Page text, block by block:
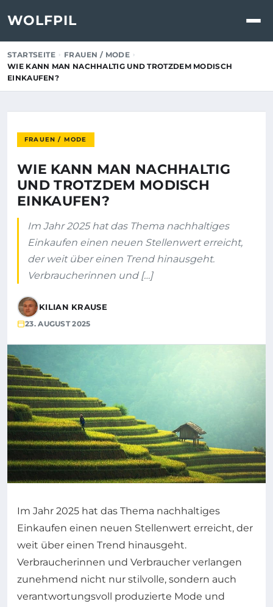
WOLFPIL
STARTSEITE
FRAUEN / MODE
WIE KANN MAN NACHHALTIG UND TROTZDEM MODISCH
EINKAUFEN?
FRAUEN / MODE
WIE KANN MAN NACHHALTIG
UND TROTZDEM MODISCH
EINKAUFEN?
Im Jahr 2025 hat das Thema nachhaltiges
Einkaufen einen neuen Stellenwert erreicht,
der weit über einen Trend hinausgeht.
Verbraucherinnen und […]
KILIAN KRAUSE
23. AUGUST 2025
Im Jahr 2025 hat das Thema nachhaltiges
Einkaufen einen neuen Stellenwert erreicht, der
weit über einen Trend hinausgeht.
Verbraucherinnen und Verbraucher verlangen
zunehmend nicht nur stilvolle, sondern auch
verantwortungsvoll produzierte Mode und